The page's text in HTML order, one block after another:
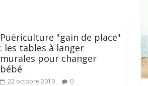
Puériculture "gain de place"
: les tables à langer
murales pour changer
bébé
22 octobre 2010 0